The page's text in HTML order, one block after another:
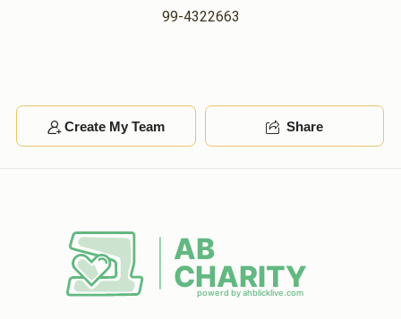
99-4322663
Create My Team Share